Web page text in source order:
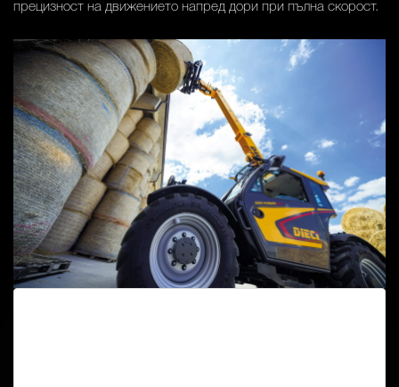
прецизност на движението напред дори при пълна скорост.